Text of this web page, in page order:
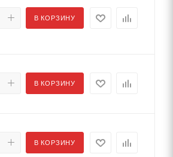
В КОРЗИНУ
В КОРЗИНУ
В КОРЗИНУ